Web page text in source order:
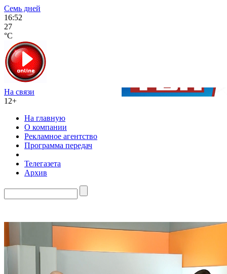
Семь дней
16:52
27
°C
На связи
12+
На главную
О компании
Рекламное агентство
Программа передач
Телегазета
Архив